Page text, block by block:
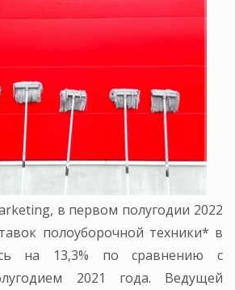
в первом полугодии 2022
полоуборочной техники* в
на 13,3% по сравнению с
2021 года. Ведущей